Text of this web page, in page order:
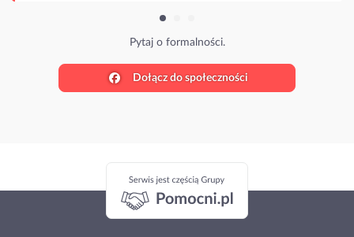
Dołącz do społeczności